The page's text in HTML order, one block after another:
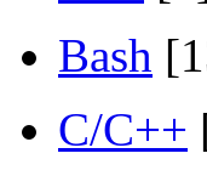
Bash
C/C++